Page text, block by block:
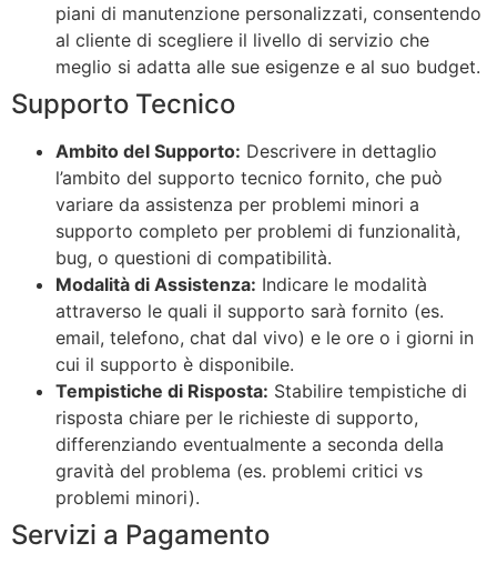
piani di manutenzione personalizzati, consentendo
al cliente di scegliere il livello di servizio che
meglio si adatta alle sue esigenze e al suo budget.
Supporto Tecnico
Ambito del Supporto: Descrivere in dettaglio
l’ambito del supporto tecnico fornito, che può
variare da assistenza per problemi minori a
supporto completo per problemi di funzionalità,
bug, o questioni di compatibilità.
Modalità di Assistenza: Indicare le modalità
attraverso le quali il supporto sarà fornito (es.
email, telefono, chat dal vivo) e le ore o i giorni in
cui il supporto è disponibile.
Tempistiche di Risposta: Stabilire tempistiche di
risposta chiare per le richieste di supporto,
differenziando eventualmente a seconda della
gravità del problema (es. problemi critici vs
problemi minori).
Servizi a Pagamento